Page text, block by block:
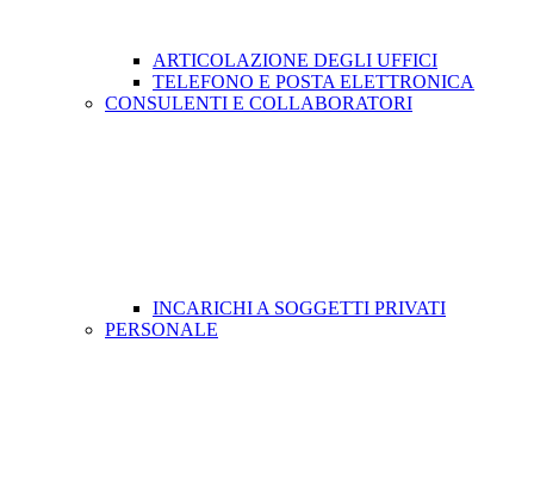
ARTICOLAZIONE DEGLI UFFICI
TELEFONO E POSTA ELETTRONICA
CONSULENTI E COLLABORATORI
INCARICHI A SOGGETTI PRIVATI
PERSONALE